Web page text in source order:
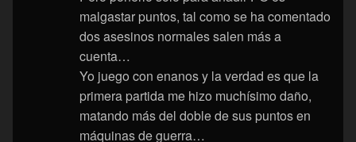
malgastar puntos, tal como se ha comentado
dos asesinos normales salen más a
cuenta…
Yo juego con enanos y la verdad es que la
primera partida me hizo muchísimo daño,
matando más del doble de sus puntos en
máquinas de guerra…